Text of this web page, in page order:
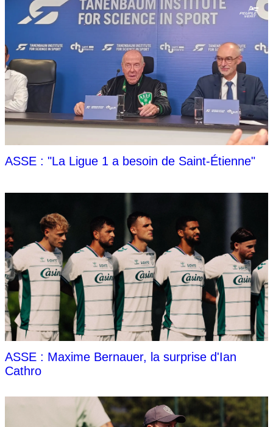
ASSE : "La Ligue 1 a besoin de Saint-Étienne"
ASSE : Maxime Bernauer, la surprise d'Ian
Cathro